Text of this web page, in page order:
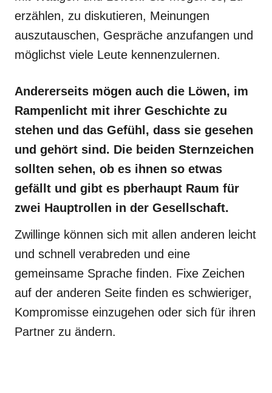
erzählen, zu diskutieren, Meinungen
auszutauschen, Gespräche anzufangen und
möglichst viele Leute kennenzulernen.
Andererseits mögen auch die Löwen, im
Rampenlicht mit ihrer Geschichte zu
stehen und das Gefühl, dass sie gesehen
und gehört sind. Die beiden Sternzeichen
sollten sehen, ob es ihnen so etwas
gefällt und gibt es pberhaupt Raum für
zwei Hauptrollen in der Gesellschaft.
Zwillinge können sich mit allen anderen leicht
und schnell verabreden und eine
gemeinsame Sprache finden. Fixe Zeichen
auf der anderen Seite finden es schwieriger,
Kompromisse einzugehen oder sich für ihren
Partner zu ändern.